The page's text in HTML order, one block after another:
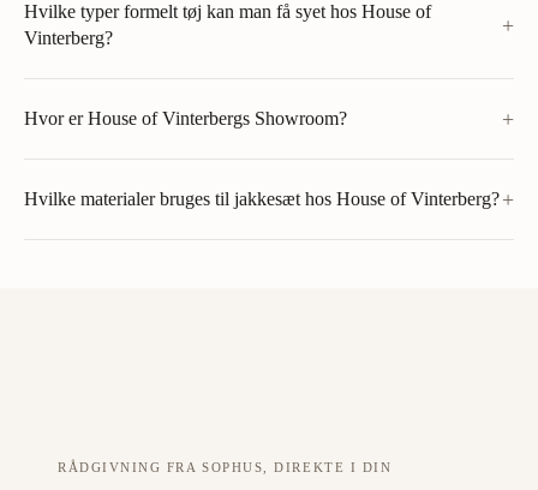
Hvilke typer formelt tøj kan man få syet hos House of
Vinterberg?
+
Hvor er House of Vinterbergs Showroom? +
Hvilke materialer bruges til jakkesæt hos House of Vinterberg?+
RÅDGIVNING FRA SOPHUS, DIREKTE I DIN